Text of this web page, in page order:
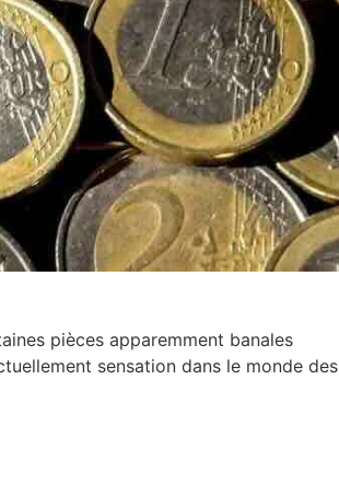
pièces apparemment banales
sensation dans le monde des